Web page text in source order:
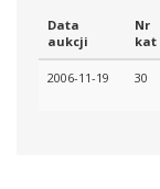
Data
aukcji
Nr
kat
2006-11-19 30